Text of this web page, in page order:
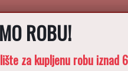
ROBU!
za kupljenu robu iznad